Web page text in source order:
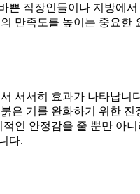
직장인들이나 지방에
만족도를 높이는 중요
서서히 효과가 나타납
은 기를 완화하기 위한
인 안정감을 줄 뿐만 아
다.